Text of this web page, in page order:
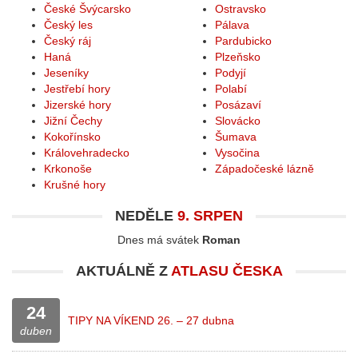
České Švýcarsko
Český les
Český ráj
Haná
Jeseníky
Jestřebí hory
Jizerské hory
Jižní Čechy
Kokořínsko
Královehradecko
Krkonoše
Krušné hory
Ostravsko
Pálava
Pardubicko
Plzeňsko
Podyjí
Polabí
Posázaví
Slovácko
Šumava
Vysočina
Západočeské lázně
NEDĚLE 9. SRPEN
Dnes má svátek Roman
AKTUÁLNĚ Z ATLASU ČESKA
24
duben
TIPY NA VÍKEND 26. – 27 dubna